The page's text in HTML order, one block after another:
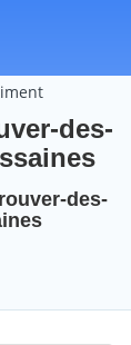
des-
des-